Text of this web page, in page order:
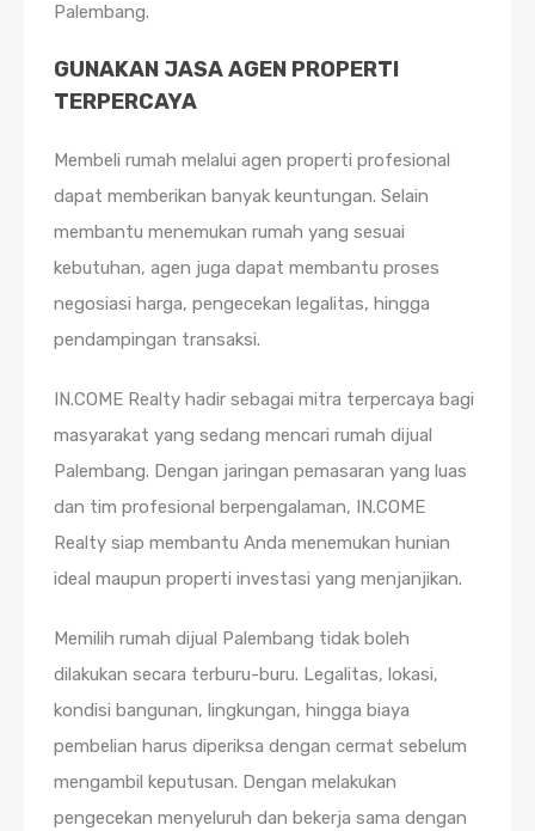
Palembang.
GUNAKAN JASA AGEN PROPERTI
TERPERCAYA
Membeli rumah melalui agen properti profesional
dapat memberikan banyak keuntungan. Selain
membantu menemukan rumah yang sesuai
kebutuhan, agen juga dapat membantu proses
negosiasi harga, pengecekan legalitas, hingga
pendampingan transaksi.
IN.COME Realty hadir sebagai mitra terpercaya bagi
masyarakat yang sedang mencari rumah dijual
Palembang. Dengan jaringan pemasaran yang luas
dan tim profesional berpengalaman, IN.COME
Realty siap membantu Anda menemukan hunian
ideal maupun properti investasi yang menjanjikan.
Memilih rumah dijual Palembang tidak boleh
dilakukan secara terburu-buru. Legalitas, lokasi,
kondisi bangunan, lingkungan, hingga biaya
pembelian harus diperiksa dengan cermat sebelum
mengambil keputusan. Dengan melakukan
pengecekan menyeluruh dan bekerja sama dengan